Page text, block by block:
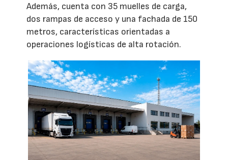
Además, cuenta con 35 muelles de carga,
dos rampas de acceso y una fachada de 150
metros, características orientadas a
operaciones logísticas de alta rotación.